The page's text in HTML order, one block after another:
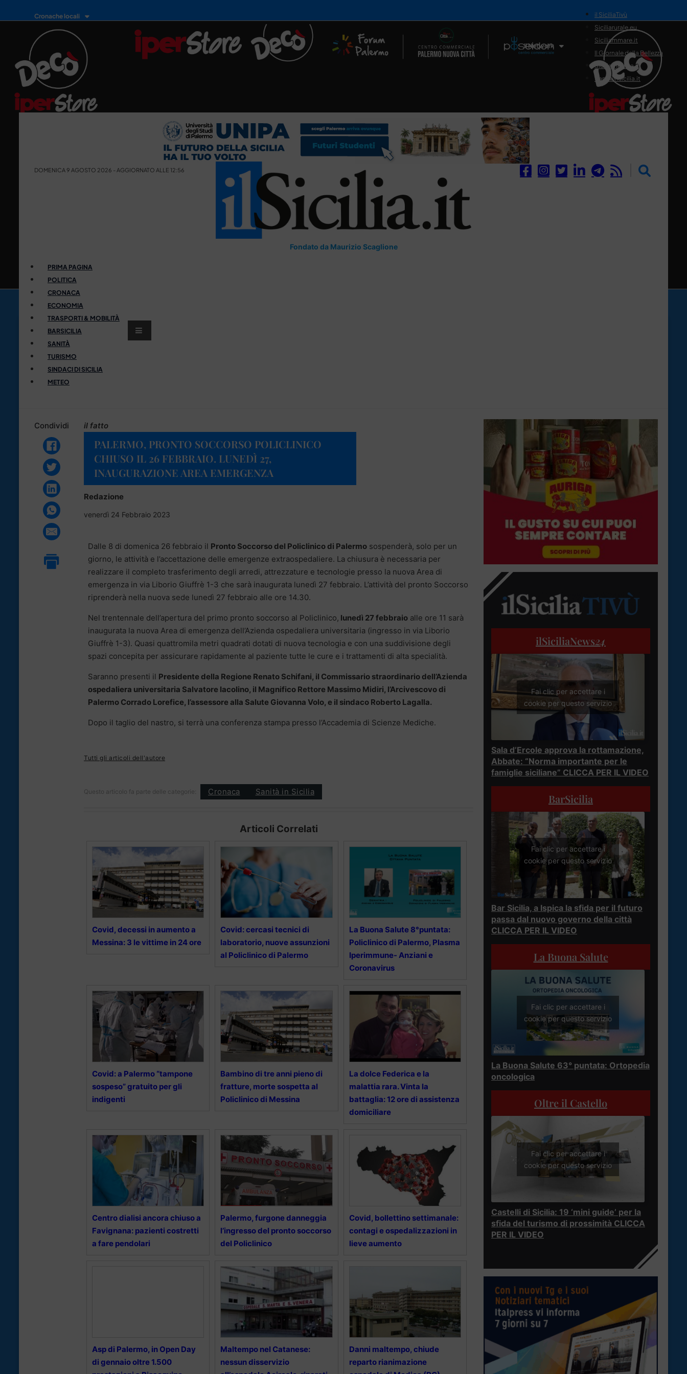
Cronache locali
Il Network
il SiciliaTivù
Siciliarurale.eu
Siciliammare.it
Il Giornale della Bellezza
Siciliamedica.it
Sanitainsicilia.it
DOMENICA 9 AGOSTO 2026 - AGGIORNATO ALLE 12:56
Fondato da Maurizio Scaglione
PRIMA PAGINA
POLITICA
CRONACA
ECONOMIA
TRASPORTI & MOBILITÀ
BARSICILIA
SANITÀ
TURISMO
SINDACI DI SICILIA
METEO
Condividi il fatto
PALERMO, PRONTO SOCCORSO POLICLINICO
CHIUSO IL 26 FEBBRAIO. LUNEDÌ 27,
INAUGURAZIONE AREA EMERGENZA
Redazione
venerdì 24 Febbraio 2023
Dalle 8 di domenica 26 febbraio il Pronto Soccorso del Policlinico di Palermo sospenderà, solo per un
giorno, le attività e l’accettazione delle emergenze extraospedaliere. La chiusura è necessaria per
realizzare il completo trasferimento degli arredi, attrezzature e tecnologie presso la nuova Area di
emergenza in via Liborio Giuffrè 1-3 che sarà inaugurata lunedì 27 febbraio. L’attività del pronto Soccorso
riprenderà nella nuova sede lunedì 27 febbraio alle ore 14.30.
Nel trentennale dell’apertura del primo pronto soccorso al Policlinico, lunedì 27 febbraio alle ore 11 sarà
inaugurata la nuova Area di emergenza dell’Azienda ospedaliera universitaria (ingresso in via Liborio
Giuffrè 1-3). Quasi quattromila metri quadrati dotati di nuova tecnologia e con una suddivisione degli
spazi concepita per assicurare rapidamente al paziente tutte le cure e i trattamenti di alta specialità.
Saranno presenti il Presidente della Regione Renato Schifani, il Commissario straordinario dell’Azienda
ospedaliera universitaria Salvatore Iacolino, il Magnifico Rettore Massimo Midiri, l’Arcivescovo di
Palermo Corrado Lorefice, l’assessore alla Salute Giovanna Volo, e il sindaco Roberto Lagalla.
Dopo il taglio del nastro, si terrà una conferenza stampa presso l’Accademia di Scienze Mediche.
Tutti gli articoli dell'autore
Questo articolo fa parte delle categorie: Cronaca Sanità in Sicilia
Articoli Correlati
Covid, decessi in aumento a
Messina: 3 le vittime in 24 ore
Covid: cercasi tecnici di
laboratorio, nuove assunzioni
al Policlinico di Palermo
La Buona Salute 8°puntata:
Policlinico di Palermo, Plasma
Iperimmune- Anziani e
Coronavirus
Covid: a Palermo “tampone
sospeso” gratuito per gli
indigenti
Bambino di tre anni pieno di
fratture, morte sospetta al
Policlinico di Messina
La dolce Federica e la
malattia rara. Vinta la
battaglia: 12 ore di assistenza
domiciliare
Centro dialisi ancora chiuso a
Favignana: pazienti costretti
a fare pendolari
Palermo, furgone danneggia
l’ingresso del pronto soccorso
del Policlinico
Covid, bollettino settimanale:
contagi e ospedalizzazioni in
lieve aumento
Asp di Palermo, in Open Day
di gennaio oltre 1.500
Maltempo nel Catanese:
nessun disservizio
Danni maltempo, chiude
reparto rianimazione
ilSiciliaNews24
Fai clic per accettare i
cookie per questo servizio
Sala d’Ercole approva la rottamazione,
Abbate: “Norma importante per le
famiglie siciliane” CLICCA PER IL VIDEO
BarSicilia
Fai clic per accettare i
cookie per questo servizio
Bar Sicilia, a Ispica la sfida per il futuro
passa dal nuovo governo della città
CLICCA PER IL VIDEO
La Buona Salute
Fai clic per accettare i
cookie per questo servizio
La Buona Salute 63° puntata: Ortopedia
oncologica
Oltre il Castello
Fai clic per accettare i
cookie per questo servizio
Castelli di Sicilia: 19 ‘mini guide’ per la
sfida del turismo di prossimità CLICCA
PER IL VIDEO